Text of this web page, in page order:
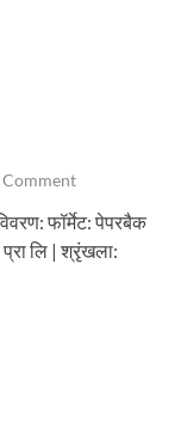
Comment
फॉर्मेट: पेपरबैक
लि | श्रृंखला: